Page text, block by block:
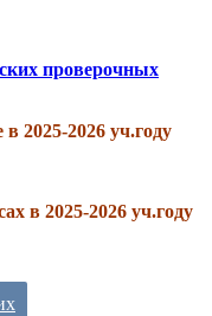
проверочных
2025-2026 уч.году
в 2025-2026 уч.году